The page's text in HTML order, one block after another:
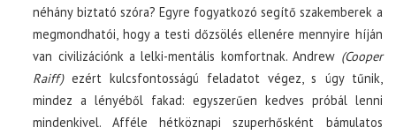
néhány biztató szóra? Egyre fogyatkozó segítő szakemberek a
megmondhatói, hogy a testi dőzsölés ellenére mennyire híján
van civilizációnk a lelki-mentális komfortnak. Andrew (Cooper
Raiff)ezért kulcsfontosságú feladatot végez, s úgy tűnik,
mindez a lényéből fakad: egyszerűen kedves próbál lenni
mindenkivel. Afféle hétköznapi szuperhősként bámulatos